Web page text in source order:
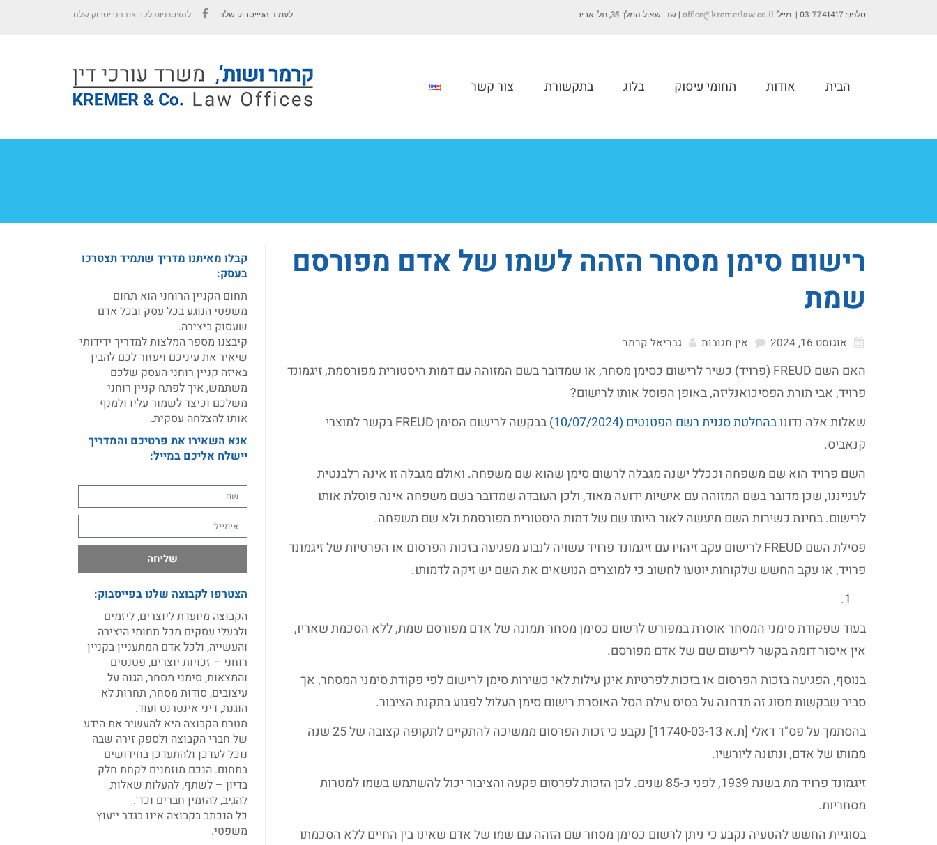
טלפון: 03-7741417 | מייל: office@kremerlaw.co.il | שד' שאול המלך 35, תל-אביב
לעמוד הפייסבוק שלנו
להצטרפות לקבוצת הפייסבוק שלנו
הבית אודות תחומי עיסוק בלוג בתקשורת צור קשר
רישום סימן מסחר הזהה לשמו של אדם מפורסם
שמת
אוגוסט 16, 2024 אין תגובות גבריאל קרמר
האם השם FREUD (פרויד) כשיר לרישום כסימן מסחר, או שמדובר בשם המזוהה עם דמות היסטורית מפורסמת, זיגמונד
פרויד, אבי תורת הפסיכואנליזה, באופן הפוסל אותו לרישום?
שאלות אלה נדונובהחלטת סגנית רשם הפטנטים (10/07/2024)
בבקשה לרישום הסימן FREUD בקשר למוצרי
קנאביס.
השם פרויד הוא שם משפחה וככלל ישנה מגבלה לרשום סימן שהוא שם משפחה. ואולם מגבלה זו אינה רלבנטית
לענייננו, שכן מדובר בשם המזוהה עם אישיות ידועה מאוד, ולכן העובדה שמדובר בשם משפחה אינה פוסלת אותו
לרישום. בחינת כשירות השם תיעשה לאור היותו שם של דמות היסטורית מפורסמת ולא שם משפחה.
פסילת השם FREUD לרישום עקב זיהויו עם זיגמונד פרויד עשויה לנבוע מפגיעה בזכות הפרסום או הפרטיות של זיגמונד
פרויד, או עקב החשש שלקוחות יוטעו לחשוב כי למוצרים הנושאים את השם יש זיקה לדמותו.
בעוד שפקודת סימני המסחר אוסרת במפורש לרשום כסימן מסחר תמונה של אדם מפורסם שמת, ללא הסכמת שאריו,
אין איסור דומה בקשר לרישום שם של אדם מפורסם.
בנוסף, הפגיעה בזכות הפרסום או בזכות לפרטיות אינן עילות לאי כשירות סימן לרישום לפי פקודת סימני המסחר, אך
סביר שבקשות מסוג זה תדחנה על בסיס עילת הסל האוסרת רישום סימן העלול לפגוע בתקנת הציבור.
בהסתמך על פס"ד דאלי [ת.א 11740-03-13] נקבע כי זכות הפרסום ממשיכה להתקיים לתקופה קצובה של 25 שנה
ממותו של אדם, ונתונה ליורשיו.
זיגמונד פרויד מת בשנת 1939, לפני כ-85 שנים. לכן הזכות לפרסום פקעה והציבור יכול להשתמש בשמו למטרות
מסחריות.
בסוגיית החשש להטעיה נקבע כי ניתן לרשום כסימן מסחר שם הזהה עם שמו של אדם שאינו בין החיים ללא הסכמתו
קבלו מאיתנו מדריך שתמיד תצטרכו
בעסק:
תחום הקניין הרוחני הוא תחום
משפטי הנוגע בכל עסק ובכל אדם
שעסוק ביצירה.
קיבצנו מספר המלצות למדריך ידידותי
שיאיר את עיניכם ויעזור לכם להבין
באיזה קניין רוחני העסק שלכם
משתמש, איך לפתח קניין רוחני
משלכם וכיצד לשמור עליו ולמנף
אותו להצלחה עסקית.
אנא השאירו את פרטיכם והמדריך
יישלח אליכם במייל:
שליחה
הצטרפו לקבוצה שלנו בפייסבוק:
הקבוצה מיועדת ליוצרים, ליזמים
ולבעלי עסקים מכל תחומי היצירה
והעשייה, ולכל אדם המתעניין בקניין
רוחני – זכויות יוצרים, פטנטים
והמצאות, סימני מסחר, הגנה על
עיצובים, סודות מסחר, תחרות לא
הוגנת, דיני אינטרנט ועוד.
מטרת הקבוצה היא להעשיר את הידע
של חברי הקבוצה ולספק זירה שבה
נוכל לעדכן ולהתעדכן בחידושים
בתחום. הנכם מוזמנים לקחת חלק
בדיון – לשתף, להעלות שאלות,
להגיב, להזמין חברים וכד'.
כל הנכתב בקבוצה אינו בגדר ייעוץ
משפטי.